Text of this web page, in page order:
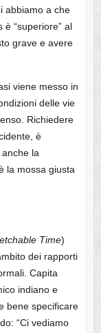
abbiamo a che
“superiore” al
grave e avere
viene messo in
delle vie
Richiedere
è
la
la mossa giusta
Time)
dei rapporti
Capita
indiano e
bene specificare
“Ci vediamo